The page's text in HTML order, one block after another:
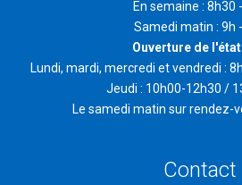
En semaine : 8h30
Samedi matin : 9h
Ouverture de l'état
Lundi, mardi, mercredi et vendredi :
Jeudi : 10h00-12h30 /
Le samedi matin sur rendez-
Contact